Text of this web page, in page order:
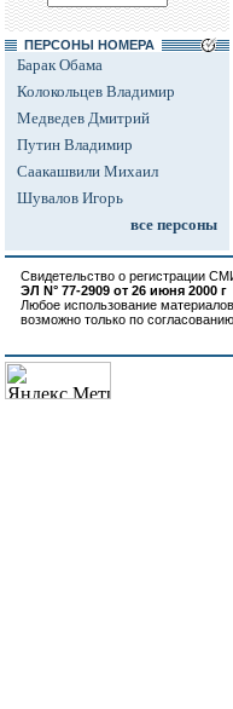
ПЕРСОНЫ НОМЕРА
Барак Обама
Колокольцев Владимир
Медведев Дмитрий
Путин Владимир
Саакашвили Михаил
Шувалов Игорь
все персоны
Свидетельство о регистрации
ЭЛ N° 77-2909 от 26 июня 2000 г
Любое использование
возможно только по